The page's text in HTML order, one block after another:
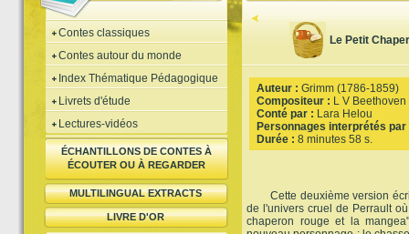
Contes classiques
Contes autour du monde
Index Thématique Pédagogique
Livrets d'étude
Lectures-vidéos
ÉCHANTILLONS DE CONTES À
ÉCOUTER OU À REGARDER
MULTILINGUAL EXTRACTS
LIVRE D'OR
Le Petit
Auteur : Grimm (1786-1859)
Compositeur : L V
Conté par : Lara Helou
Personnages interprétés par
Durée : 8 minutes 58 s.
Cette deuxième version
de l'univers cruel de Perrault
chaperon rouge et la